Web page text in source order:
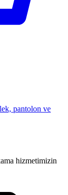
pantolon ve
hizmetimizin